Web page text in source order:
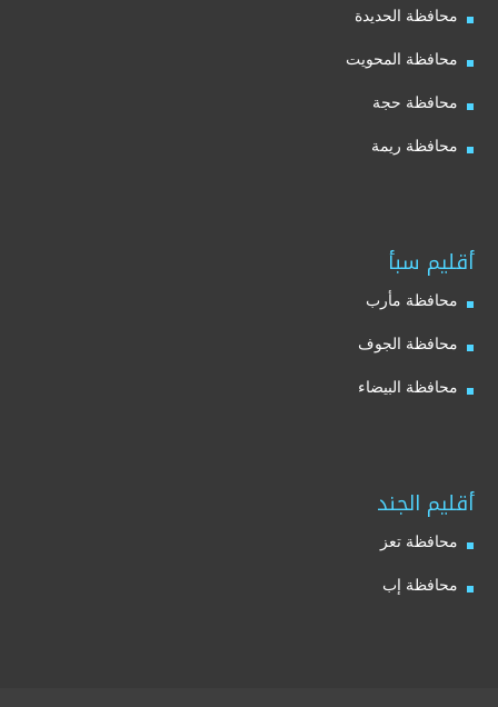
محافظة الحديدة
محافظة المحويت
محافظة حجة
محافظة ريمة
أقليم سبأ
محافظة مأرب
محافظة الجوف
محافظة البيضاء
أقليم الجند
محافظة تعز
محافظة إب